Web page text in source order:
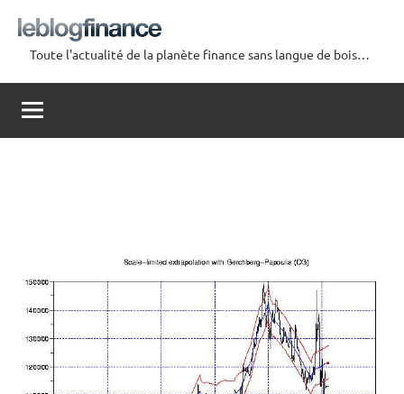
contenu
Le
Blog
Finance
Toute l'actualité de la planète finance sans langue de bois…